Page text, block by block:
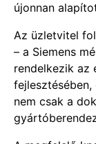
újonnan
Az üzletvitel
– a Siemens
rendelkezik az
nem csak a